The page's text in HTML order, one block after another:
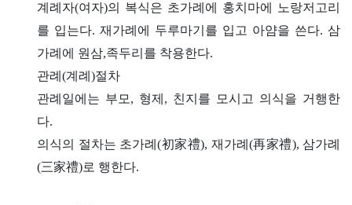
계례자(여자)의 복식은 초가례에 홍치마에 노랑저고리
를 입는다. 재가례에 두루마기를 입고 아얌을 쓴다. 삼
가례에 원삼,족두리를 착용한다.
관례(계례)절차
관례일에는 부모, 형제, 친지를 모시고 의식을 거행한
다.
의식의 절차는 초가례(初家禮), 재가례(再家禮), 삼가례
(三家禮)로 행한다.